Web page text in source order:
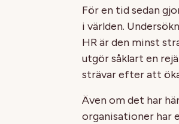
För en tid sedan
i världen.
HR är den minst
utgör såklart en
strävar efter att
Även om det har
organisationer har